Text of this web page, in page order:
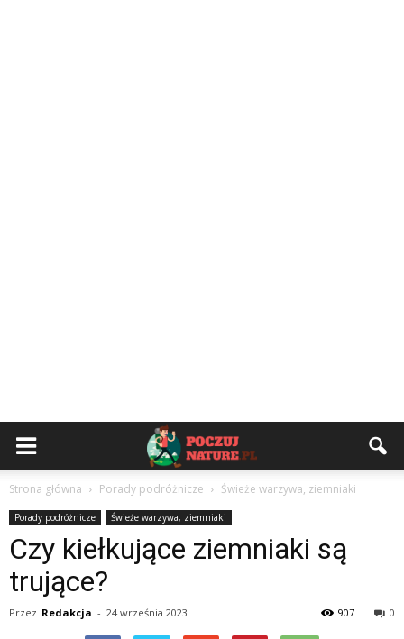
Strona główna Porady podróżnicze Świeże warzywa, ziemniaki
Porady podróżnicze Świeże warzywa, ziemniaki
Czy kiełkujące ziemniaki są
trujące?
Przez Redakcja - 24 września 2023 0
907